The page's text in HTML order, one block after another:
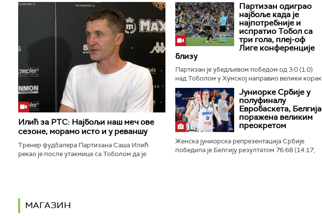
Илић за РТС: Најбољи наш меч ове
сезоне, морамо исто и у реваншу
Тренер фудбалера Партизана Саша Илић
рекао је после утакмице са Тоболом да је
Партизан одиграо
најбоље када је
најпотребније и
испратио Тобол са
три гола, плеј-оф
Лиге конференције
близу
Партизан је убедљивом победом од 3:0 (1:0)
над Тоболом у Хумској направио велики корак
ка пласману у плеј-оф квалификација за Лигу
конференције. Црно-бели...Јуниорке Србије у
полуфиналу
Евробаскета, Белгија
поражена великим
преокретом
Женска јуниорска репрезентација Србије
победила је Белгију резултатом 76:68 (14:17,
МАГАЗИН